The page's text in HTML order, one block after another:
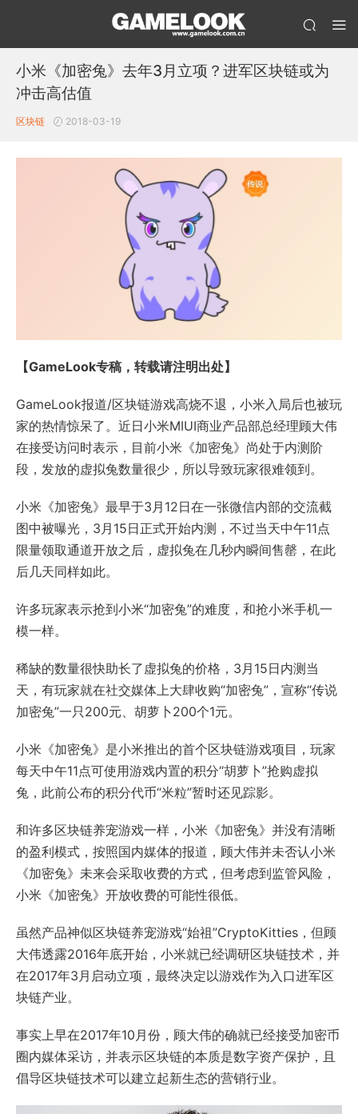
小米《加密兔》去年3月立项？进军区块链或为
冲击高估值
区块链 2018-03-19
【GameLook专稿，转载请注明出处】
GameLook报道/区块链游戏高烧不退，小米入局后也被玩
家的热情惊呆了。近日小米MIUI商业产品部总经理顾大伟
在接受访问时表示，目前小米《加密兔》尚处于内测阶
段，发放的虚拟兔数量很少，所以导致玩家很难领到。
小米《加密兔》最早于3月12日在一张微信内部的交流截
图中被曝光，3月15日正式开始内测，不过当天中午11点
限量领取通道开放之后，虚拟兔在几秒内瞬间售罄，在此
后几天同样如此。
许多玩家表示抢到小米“加密兔”的难度，和抢小米手机一
模一样。
稀缺的数量很快助长了虚拟兔的价格，3月15日内测当
天，有玩家就在社交媒体上大肆收购“加密兔”，宣称“传说
加密兔”一只200元、胡萝卜200个1元。
小米《加密兔》是小米推出的首个区块链游戏项目，玩家
每天中午11点可使用游戏内置的积分“胡萝卜”抢购虚拟
兔，此前公布的积分代币“米粒”暂时还见踪影。
和许多区块链养宠游戏一样，小米《加密兔》并没有清晰
的盈利模式，按照国内媒体的报道，顾大伟并未否认小米
《加密兔》未来会采取收费的方式，但考虑到监管风险，
小米《加密兔》开放收费的可能性很低。
虽然产品神似区块链养宠游戏“始祖”CryptoKitties，但顾
大伟透露2016年底开始，小米就已经调研区块链技术，并
在2017年3月启动立项，最终决定以游戏作为入口进军区
块链产业。
事实上早在2017年10月份，顾大伟的确就已经接受加密币
圈内媒体采访，并表示区块链的本质是数字资产保护，且
倡导区块链技术可以建立起新生态的营销行业。